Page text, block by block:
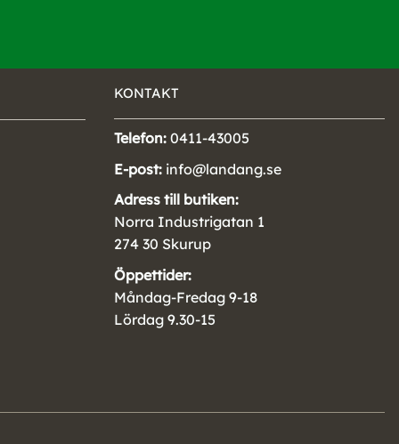
KONTAKT
Telefon: 0411-43005
E-post: info@landang.se
Adress till butiken:
Norra Industrigatan 1
274 30 Skurup
Öppettider:
Måndag-Fredag 9-18
Lördag 9.30-15